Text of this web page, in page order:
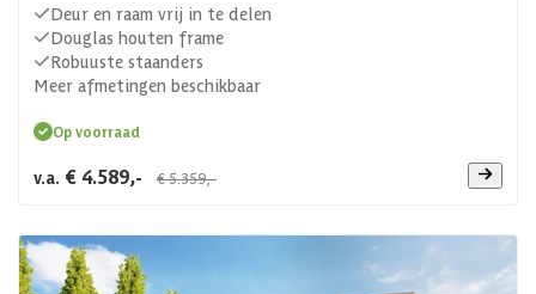
Deur en raam vrij in te delen
Douglas houten frame
Robuuste staanders
Meer afmetingen beschikbaar
Op voorraad
v.a. € 4.589,- € 5.359,-